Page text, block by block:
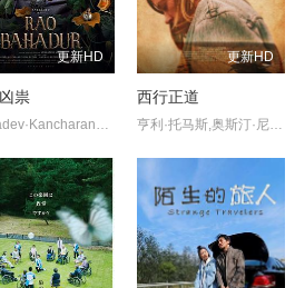
更新HD
祟
Satyadev·Kancharana,Deepa·Thomas,Anand·Bharathi
更新HD
西行正道
亨利·托马斯,奥斯汀·尼可斯,阿德琳妮·帕里奇,奥黛塔·安纳布尔,席亚拉·博拉沃,马特·劳里亚